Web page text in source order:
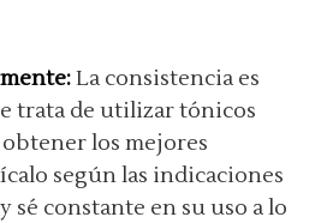
La consistencia es
trata de utilizar tónicos
obtener los mejores
según las indicaciones
sé constante en su uso a lo